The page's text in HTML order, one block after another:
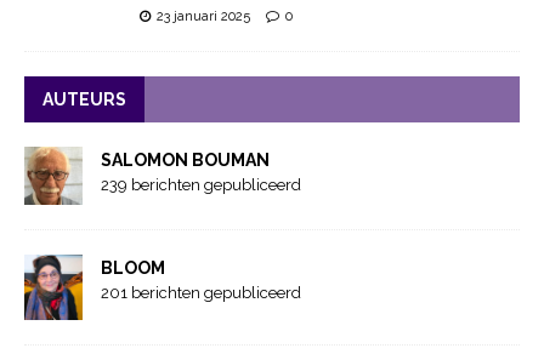
23 januari 2025 0
AUTEURS
SALOMON BOUMAN
239 berichten gepubliceerd
BLOOM
201 berichten gepubliceerd